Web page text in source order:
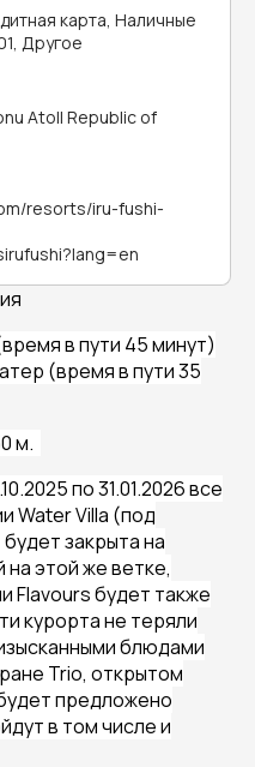
карта, Наличные
Другое
Atoll Republic of
resorts/iru-fushi-
в пути 45 минут)
(время в пути 35
м.
по 31.01.2026 все
Water Villa (под
закрыта на
этой же ветке,
Flavours будет также
курорта не теряли
блюдами
Trio, открытом
предложено
в том числе и